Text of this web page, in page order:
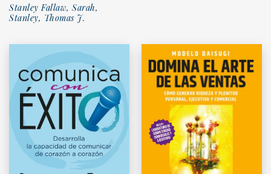
Stanley Fallaw, Sarah,
Stanley, Thomas J.